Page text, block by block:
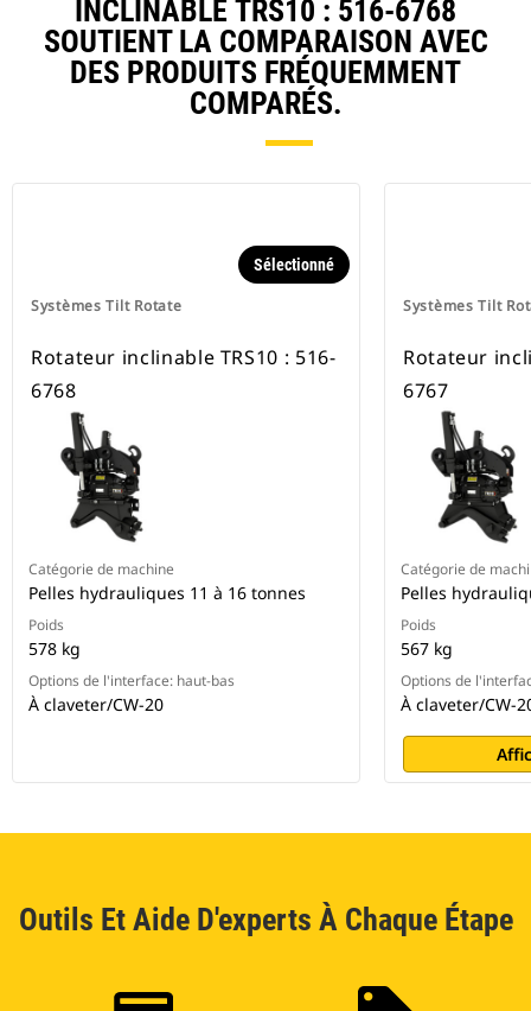
INCLINABLE TRS10 : 516-6768
SOUTIENT LA COMPARAISON AVEC
DES PRODUITS FRÉQUEMMENT
COMPARÉS.
Systèmes Tilt Rotate
Sélectionné
Rotateur inclinable TRS10 : 516-
6768
Catégorie de machine
Pelles hydrauliques 11 à 16 tonnes
Poids
578 kg
Options de l'interface: haut-bas
À claveter/CW-20
Systèmes Tilt
Rotateur
6767
Catégorie de
Pelles
Poids
567 kg
Options de
À claveter/CW-
Outils Et Aide D'experts À Chaque Étape